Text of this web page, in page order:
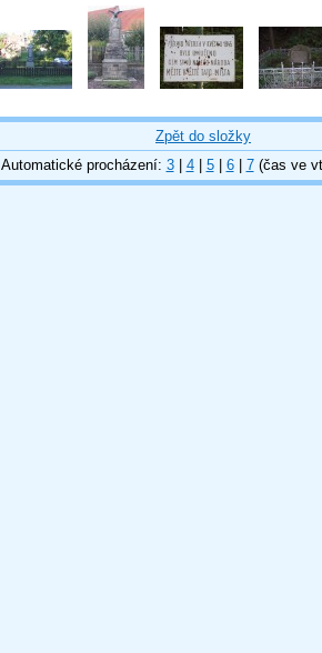
Zpět do složky
Automatické procházení: 3| 4| 5| 6| 7(čas ve